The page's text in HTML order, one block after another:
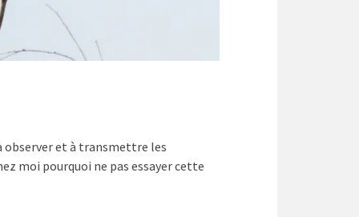
observer et à transmettre les
moi pourquoi ne pas essayer cette